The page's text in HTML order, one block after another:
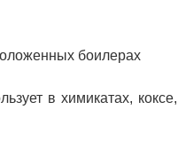
боилерах
в химикатах,